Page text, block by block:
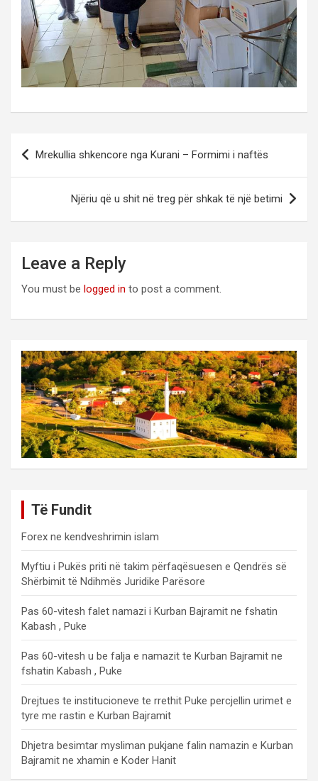
Post
navigation
Mrekullia shkencore nga Kurani – Formimi i naftës
Njëriu që u shit në treg për shkak të një betimi
Leave a Reply
You must be logged in to post a comment.
Të Fundit
Forex ne kendveshrimin islam
Myftiu i Pukës priti në takim përfaqësuesen e Qendrës së
Shërbimit të Ndihmës Juridike Parësore
Pas 60-vitesh falet namazi i Kurban Bajramit ne fshatin
Kabash , Puke
Pas 60-vitesh u be falja e namazit te Kurban Bajramit ne
fshatin Kabash , Puke
Drejtues te institucioneve te rrethit Puke percjellin urimet e
tyre me rastin e Kurban Bajramit
Dhjetra besimtar mysliman pukjane falin namazin e Kurban
Bajramit ne xhamin e Koder Hanit